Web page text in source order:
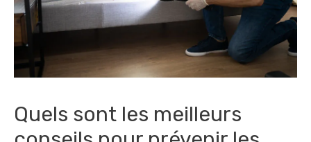
Quels sont les meilleurs